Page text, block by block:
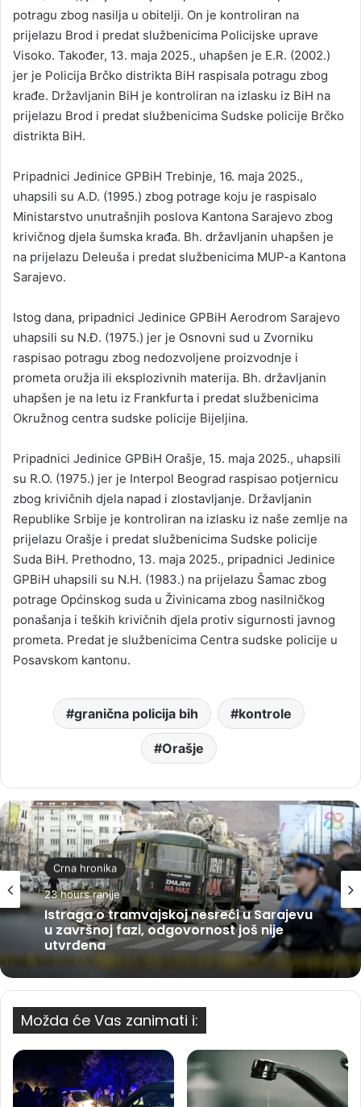
potragu zbog nasilja u obitelji. On je kontroliran na
prijelazu Brod i predat službenicima Policijske uprave
Visoko. Također, 13. maja 2025., uhapšen je E.R. (2002.)
jer je Policija Brčko distrikta BiH raspisala potragu zbog
krađe. Državljanin BiH je kontroliran na izlasku iz BiH na
prijelazu Brod i predat službenicima Sudske policije Brčko
distrikta BiH.
Pripadnici Jedinice GPBiH Trebinje, 16. maja 2025.,
uhapsili su A.D. (1995.) zbog potrage koju je raspisalo
Ministarstvo unutrašnjih poslova Kantona Sarajevo zbog
krivičnog djela šumska krađa. Bh. državljanin uhapšen je
na prijelazu Deleuša i predat službenicima MUP-a Kantona
Sarajevo.
Istog dana, pripadnici Jedinice GPBiH Aerodrom Sarajevo
uhapsili su N.Đ. (1975.) jer je Osnovni sud u Zvorniku
raspisao potragu zbog nedozvoljene proizvodnje i
prometa oružja ili eksplozivnih materija. Bh. državljanin
uhapšen je na letu iz Frankfurta i predat službenicima
Okružnog centra sudske policije Bijeljina.
Pripadnici Jedinice GPBiH Orašje, 15. maja 2025., uhapsili
su R.O. (1975.) jer je Interpol Beograd raspisao potjernicu
zbog krivičnih djela napad i zlostavljanje. Državljanin
Republike Srbije je kontroliran na izlasku iz naše zemlje na
prijelazu Orašje i predat službenicima Sudske policije
Suda BiH. Prethodno, 13. maja 2025., pripadnici Jedinice
GPBiH uhapsili su N.H. (1983.) na prijelazu Šamac zbog
potrage Općinskog suda u Živinicama zbog nasilničkog
ponašanja i teških krivičnih djela protiv sigurnosti javnog
prometa. Predat je službenicima Centra sudske policije u
Posavskom kantonu.
granična policija bih kontrole
Orašje
Crna hronika
23 hours ranije
Istraga o tramvajskoj nesreći u Sarajevu
u završnoj fazi, odgovornost još nije
utvrđena
Možda će Vas zanimati i: